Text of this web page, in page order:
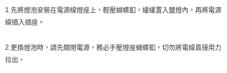
1.先將燈泡安裝在電源線燈座上，輕壓蝴蝶釦，緩緩置入鹽燈內，再將電源
線插入插座。
2.更換燈泡時，請先關閉電源，務必手壓燈座蝴蝶釦，切勿將電線直接用力
拉出。